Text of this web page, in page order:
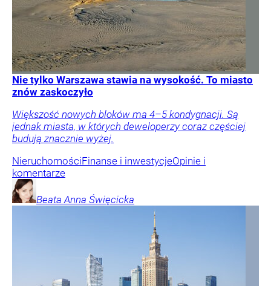
Nie tylko Warszawa stawia na wysokość. To miasto
znów zaskoczyło
Większość nowych bloków ma 4–5 kondygnacji. Są
jednak miasta, w których deweloperzy coraz częściej
budują znacznie wyżej.
NieruchomościFinanse i inwestycjeOpinie i
komentarze
Beata Anna Święcicka